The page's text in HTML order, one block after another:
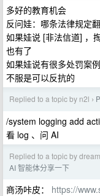
多好的教育机会
反问娃：哪条法律规定
如果娃说 [非法信道] ，
也有了
如果娃说有很多处罚案
不服是可以反抗的
Replied to a topic by n2l ›
/system logging add
看 log 、问 AI
Replied to a topic by
AI 智能体分享一下
商汤咔皮： https://